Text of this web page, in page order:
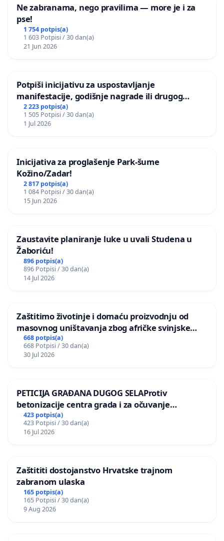
Ne zabranama, nego pravilima — more je i za
pse!
1 754 potpis(a)
1 603 Potpisi / 30 dan(a)
21 Jun 2026
Potpiši inicijativu za uspostavljanje
manifestacije, godišnje nagrade ili drugog
javnog događaja „Edin Avdić“ u Sarajevu
2 223 potpis(a)
1 505 Potpisi / 30 dan(a)
1 Jul 2026
Inicijativa za proglašenje Park-šume
Kožino/Zadar!
2 817 potpis(a)
1 084 Potpisi / 30 dan(a)
15 Jun 2026
Zaustavite planiranje luke u uvali Studena u
Žaboriću!
896 potpis(a)
896 Potpisi / 30 dan(a)
14 Jul 2026
Zaštitimo životinje i domaću proizvodnju od
masovnog uništavanja zbog afričke svinjske
kuge
668 potpis(a)
668 Potpisi / 30 dan(a)
30 Jul 2026
PETICIJA GRAĐANA DUGOG SELAProtiv
betonizacije centra grada i za očuvanje
postojećih zelenih površina i odraslih stabala pri
donošenju izmjena urbanističkog plana
423 potpis(a)
423 Potpisi / 30 dan(a)
16 Jul 2026
Zaštititi dostojanstvo Hrvatske trajnom
zabranom ulaska
165 potpis(a)
165 Potpisi / 30 dan(a)
9 Aug 2026